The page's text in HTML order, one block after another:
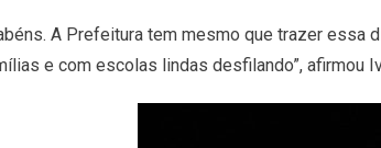
A Prefeitura tem mesmo que trazer
e com escolas lindas desfilando”,